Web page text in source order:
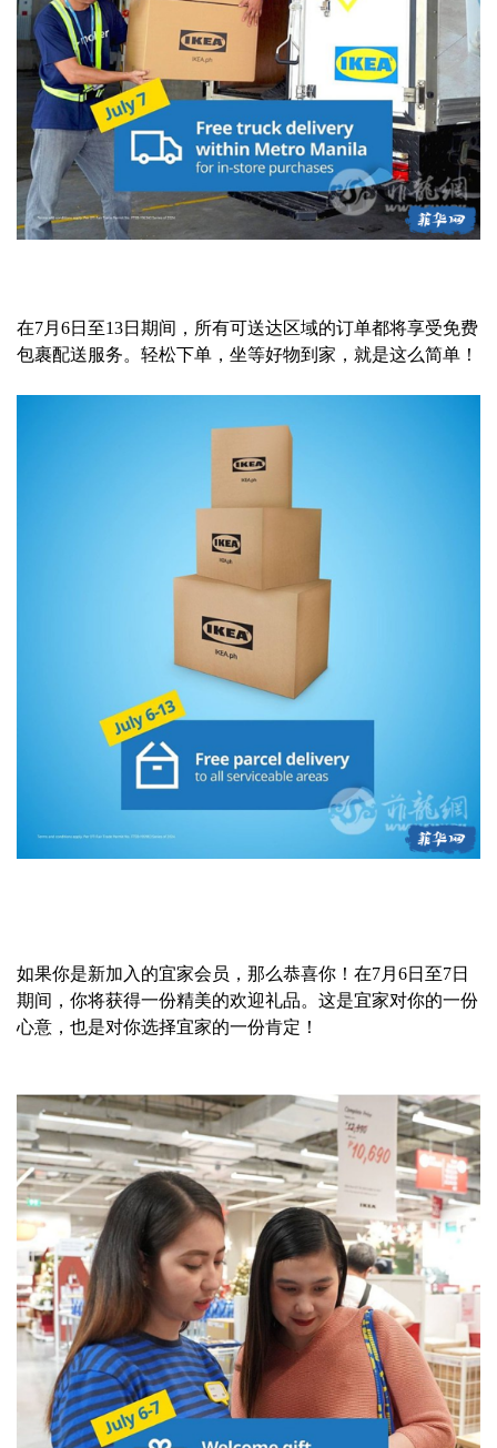
在7月6日至13日期间，所有可送达区域的订单都将享受免费
包裹配送服务。轻松下单，坐等好物到家，就是这么简单！
如果你是新加入的宜家会员，那么恭喜你！在7月6日至7日
期间，你将获得一份精美的欢迎礼品。这是宜家对你的一份
心意，也是对你选择宜家的一份肯定！